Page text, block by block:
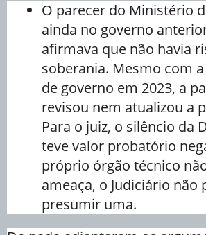
O parecer do Ministério
ainda no governo
afirmava que não havia
soberania. Mesmo com
de governo em 2023, a
revisou nem atualizou a
Para o juiz, o silêncio da
teve valor probatório
próprio órgão técnico
ameaça, o Judiciário não
presumir uma.